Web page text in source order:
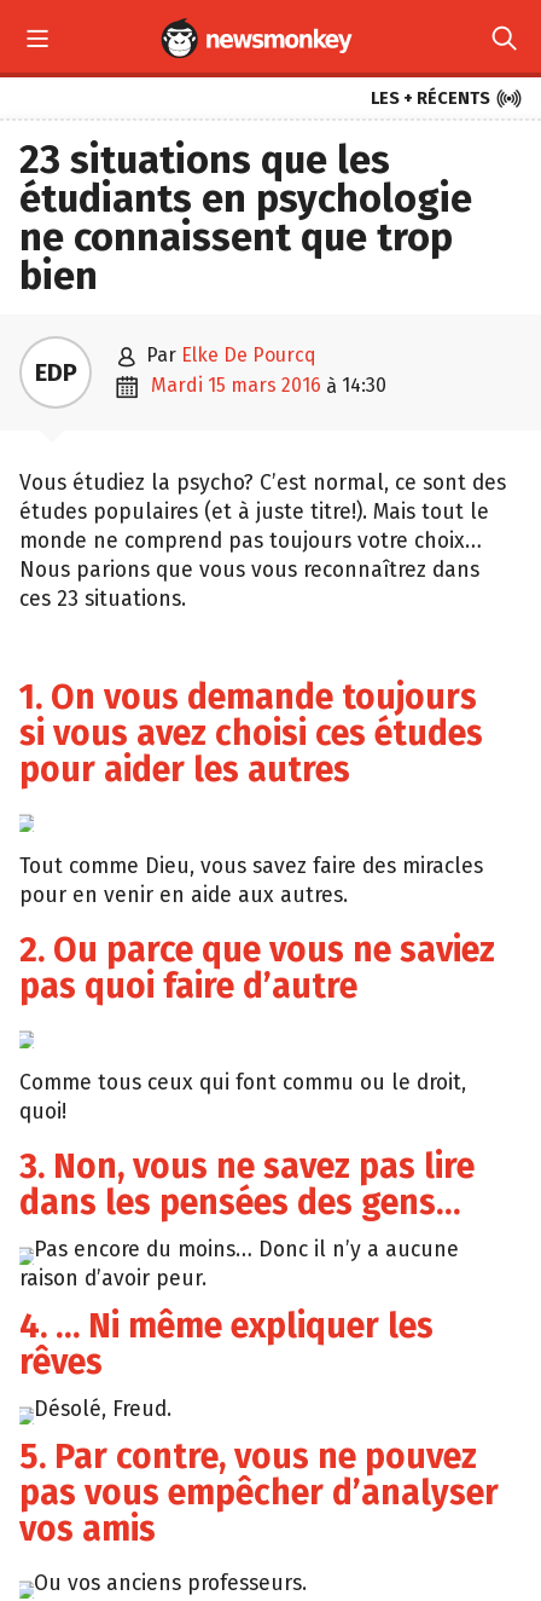
 
LES + RÉCENTS 
23 situations que les
étudiants en psychologie
ne connaissent que trop
bien
EDP  par Elke De Pourcq
 mardi 15 mars 2016 à 14:30
Vous étudiez la psycho? C’est normal, ce sont des
études populaires (et à juste titre!). Mais tout le
monde ne comprend pas toujours votre choix…
Nous parions que vous vous reconnaîtrez dans
ces 23 situations.
1. On vous demande toujours
si vous avez choisi ces études
pour aider les autres
Tout comme Dieu, vous savez faire des miracles
pour en venir en aide aux autres.
2. Ou parce que vous ne saviez
pas quoi faire d’autre
Comme tous ceux qui font commu ou le droit,
quoi!
3. Non, vous ne savez pas lire
dans les pensées des gens…
Pas encore du moins… Donc il n’y a aucune
raison d’avoir peur.
4. … Ni même expliquer les
rêves
Désolé, Freud.
5. Par contre, vous ne pouvez
pas vous empêcher d’analyser
vos amis
Ou vos anciens professeurs.